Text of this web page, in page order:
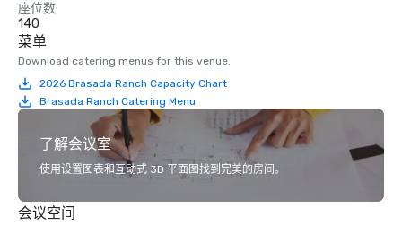
座位数
140
菜单
Download catering menus for this venue.
2026 Brasada Ranch Capacity Chart
Brasada Ranch Catering Menu
了解会议室
使用设置图表和互动式 3D 平面图找到完美的房间。
会议空间